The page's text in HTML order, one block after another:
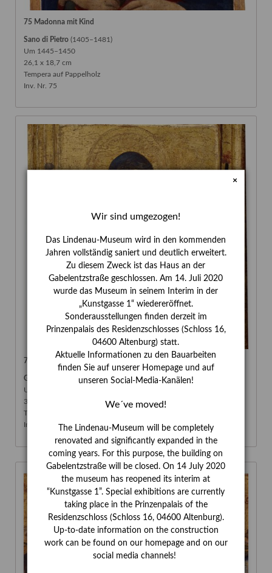
75 Madonna mit Kind
Sano di Pietro (1405–1481)
Um 1445–1450
26,1 x 18,7 cm
Tempera auf Pappelholz
Inv. Nr. 75
76 Madonna mit Kind
Giovanni di Paolo di Grazia (1398–1482)
Um 1440–1445
31,8 x 25,7 cm
Tempera auf Pappelholz
Inv. Nr. 76
×
Wir sind umgezogen!
Das Lindenau-Museum wird in den kommenden
Jahren vollständig saniert und deutlich erweitert.
Zu diesem Zweck ist das Haus an der
Gabelentzstraße geschlossen. Am 14. Juli 2020
wurde das Museum in seinem Interim in der
„Kunstgasse 1“ wiedereröffnet.
Sonderausstellungen finden derzeit im
Prinzenpalais des Residenzschlosses (Schloss 16,
04600 Altenburg) statt.
Aktuelle Informationen zu den Bauarbeiten
finden Sie auf unserer Homepage und auf
unseren Social-Media-Kanälen!
We´ve moved!
The Lindenau-Museum will be completely
renovated and significantly expanded in the
coming years. For this purpose, the building on
Gabelentzstraße will be closed. On 14 July 2020
the museum has reopened its interim at
“Kunstgasse 1”. Special exhibitions are currently
taking place in the Prinzenpalais of the
Residenzschloss (Schloss 16, 04600 Altenburg).
Up-to-date information on the construction
work can be found on our homepage and on our
social media channels!